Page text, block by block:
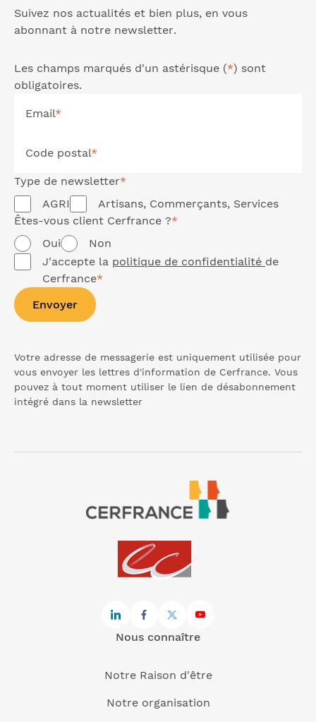
Suivez nos actualités et bien plus, en vous
abonnant à notre newsletter.
Les champs marqués d'un astérisque (*) sont
obligatoires.
Email*
Code postal*
Type de newsletter*
AGRI
Artisans, Commerçants, Services
Êtes-vous client Cerfrance ?*
Oui
Non
J'accepte la politique de confidentialité de
Cerfrance*
Envoyer
Votre adresse de messagerie est uniquement utilisée pour
vous envoyer les lettres d'information de Cerfrance. Vous
pouvez à tout moment utiliser le lien de désabonnement
intégré dans la newsletter
Nous connaître
Notre Raison d'être
Notre organisation